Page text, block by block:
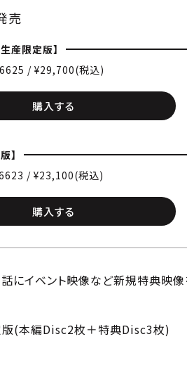
売
産限定版】
/ ¥29,700(税込)
購入する
】
/ ¥23,100(税込)
購入する
にイベント映像など新規特典映
(本編Disc2枚＋特典Disc3枚)